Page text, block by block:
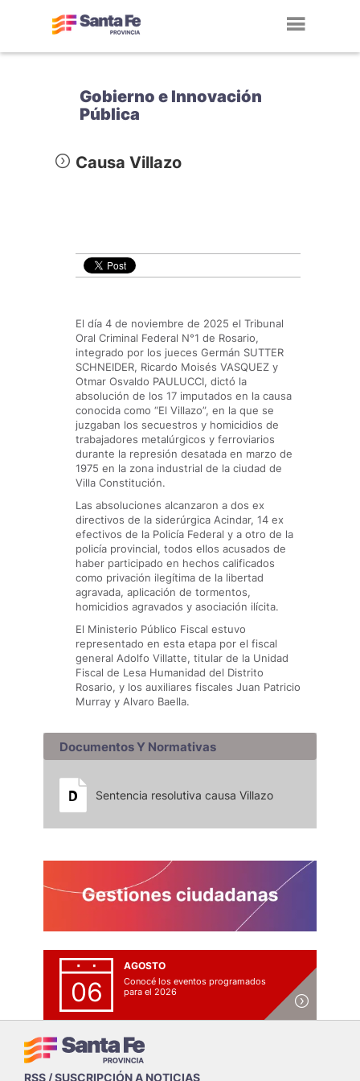
Gobierno e Innovación
Pública
Causa Villazo
El día 4 de noviembre de 2025 el Tribunal
Oral Criminal Federal N°1 de Rosario,
integrado por los jueces Germán SUTTER
SCHNEIDER, Ricardo Moisés VASQUEZ y
Otmar Osvaldo PAULUCCI, dictó la
absolución de los 17 imputados en la causa
conocida como “El Villazo”, en la que se
juzgaban los secuestros y homicidios de
trabajadores metalúrgicos y ferroviarios
durante la represión desatada en marzo de
1975 en la zona industrial de la ciudad de
Villa Constitución.
Las absoluciones alcanzaron a dos ex
directivos de la siderúrgica Acindar, 14 ex
efectivos de la Policía Federal y a otro de la
policía provincial, todos ellos acusados de
haber participado en hechos calificados
como privación ilegítima de la libertad
agravada, aplicación de tormentos,
homicidios agravados y asociación ilícita.
El Ministerio Público Fiscal estuvo
representado en esta etapa por el fiscal
general Adolfo Villatte, titular de la Unidad
Fiscal de Lesa Humanidad del Distrito
Rosario, y los auxiliares fiscales Juan Patricio
Murray y Alvaro Baella.
Documentos Y Normativas
Sentencia resolutiva causa Villazo
06
AGOSTO
Conocé los eventos programados
para el 2026
RSS / SUSCRIPCIÓN A NOTICIAS